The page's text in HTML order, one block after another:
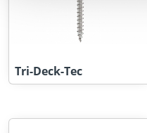
Tri-Deck-Tec